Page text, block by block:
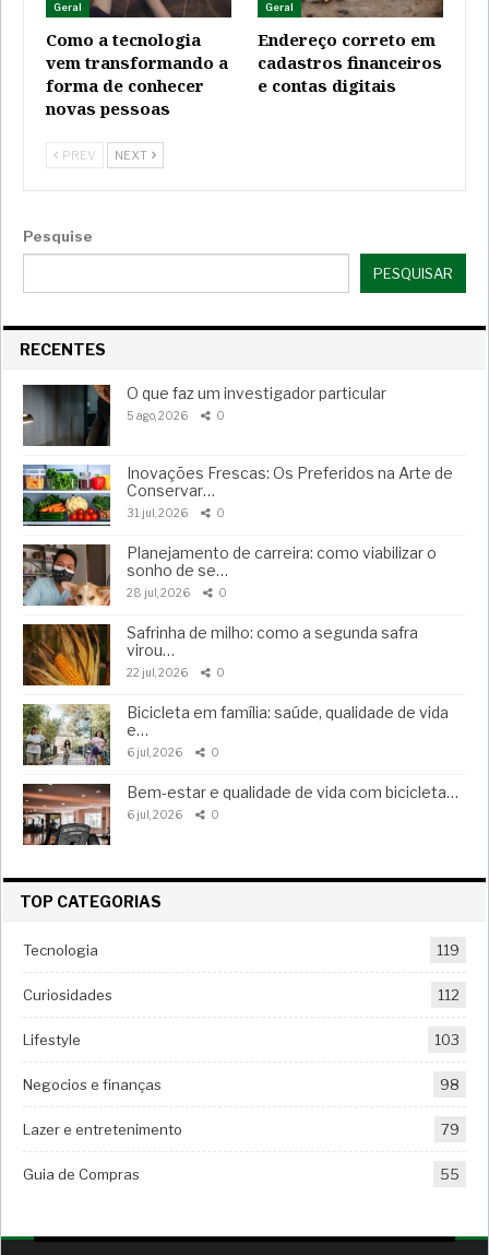
Geral
Como a tecnologia
vem transformando a
forma de conhecer
novas pessoas
Geral
Endereço correto em
cadastros financeiros
e contas digitais
PREV NEXT
Pesquise
PESQUISAR
RECENTES
O que faz um investigador particular
5 ago, 2026 0
Inovações Frescas: Os Preferidos na Arte de
Conservar…
31 jul, 2026 0
Planejamento de carreira: como viabilizar o
sonho de se…
28 jul, 2026 0
Safrinha de milho: como a segunda safra
virou…
22 jul, 2026 0
Bicicleta em família: saúde, qualidade de vida
e…
6 jul, 2026 0
Bem-estar e qualidade de vida com bicicleta…
6 jul, 2026 0
TOP CATEGORIAS
Tecnologia 119
Curiosidades 112
Lifestyle 103
Negocios e finanças 98
Lazer e entretenimento 79
Guia de Compras 55